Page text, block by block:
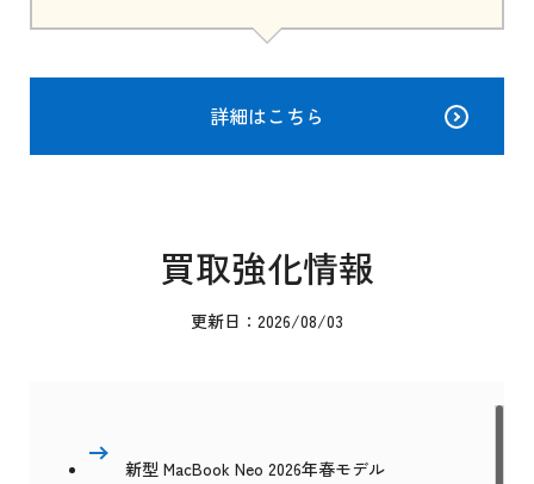
詳細はこちら
買取強化情報
更新日：2026/08/03
新型 MacBook Neo 2026年春モデル